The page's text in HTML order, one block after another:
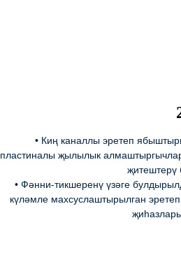
• Киң каналлы эретеп
пластиналы җылылык
җитештерү
• Фәнни-тикшеренү үзәге
күләмле махсуслаштырылган